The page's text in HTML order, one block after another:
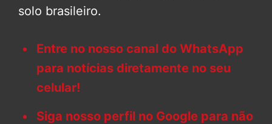
solo brasileiro.
Entre no nosso canal do WhatsApp
para notícias diretamente no seu
celular!
Siga nosso perfil no Google para não